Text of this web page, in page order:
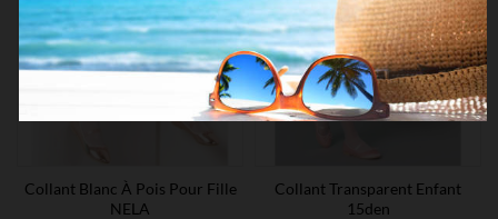
Collant Blanc À Pois Pour Fille
NELA
Collant Transparent Enfant
15den